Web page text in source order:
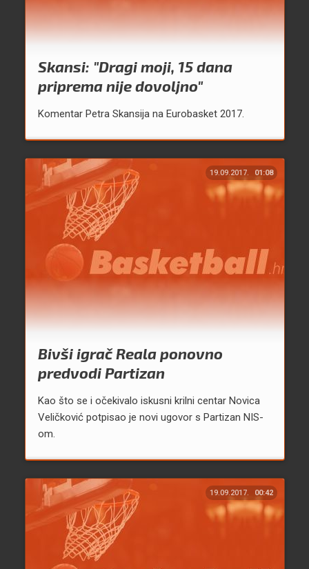
Skansi: "Dragi moji, 15 dana
priprema nije dovoljno"
Komentar Petra Skansija na Eurobasket 2017.
19.09.2017. 01:08
Bivši igrač Reala ponovno
predvodi Partizan
Kao što se i očekivalo iskusni krilni centar Novica
Veličković potpisao je novi ugovor s Partizan NIS-
om.
19.09.2017. 00:42